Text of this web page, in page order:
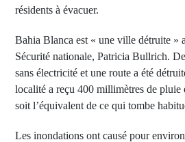
résidents à évacuer.
Bahia Blanca est « une ville détruite »
Sécurité nationale, Patricia Bullrich.
sans électricité et une route a été
localité a reçu 400 millimètres de pluie
soit l’équivalent de ce qui tombe
Les inondations ont causé pour